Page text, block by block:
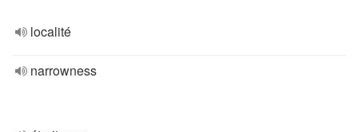
localité
narrowness